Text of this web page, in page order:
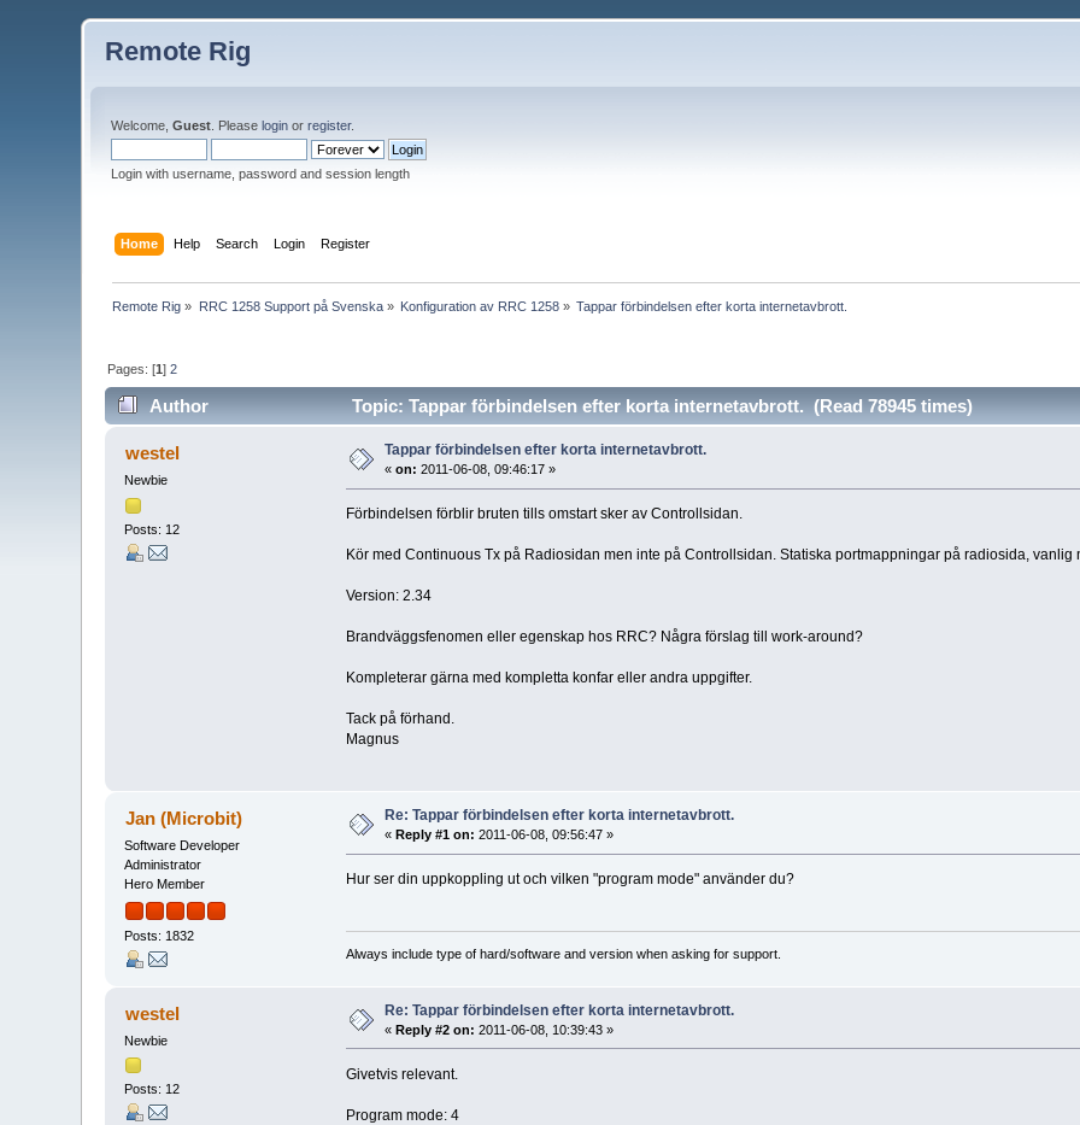
Remote Rig
Welcome,Guest . Pleaselogin orregister.
Login with username, password and session length
Home Help Search Login Register
Remote Rig » RRC 1258 Support på Svenska» Konfiguration av RRC 1258 » Tappar förbindelsen efter korta internetavbrott.
Pages: [1]2
Author Topic: Tappar förbindelsen efter korta internetavbrott. (Read 78945 times)
westel
Newbie
Posts: 12
Tappar förbindelsen efter korta internetavbrott.
«on: 2011-06-08, 09:46:17 »
Förbindelsen förblir bruten tills omstart sker av Controllsidan.
Kör med Continuous Tx på Radiosidan men inte på Controllsidan. Statiska portmappningar på radiosida,
Version: 2.34
Brandväggsfenomen eller egenskap hos RRC? Några förslag till work-around?
Kompleterar gärna med kompletta konfar eller andra uppgifter.
Tack på förhand.
Magnus
Jan (Microbit)
Software Developer
Administrator
Hero Member
Posts: 1832
Re: Tappar förbindelsen efter korta internetavbrott.
« Reply #1 on: 2011-06-08, 09:56:47 »
Hur ser din uppkoppling ut och vilken "program mode" använder du?
Always include type of hard/software and version when asking for support.
westel
Newbie
Posts: 12
Re: Tappar förbindelsen efter korta internetavbrott.
«Reply #2 on: 2011-06-08, 10:39:43 »
Givetvis relevant.
Program mode: 4